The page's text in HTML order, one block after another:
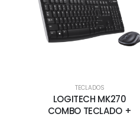
TECLADOS
LOGITECH MK270
COMBO TECLADO +